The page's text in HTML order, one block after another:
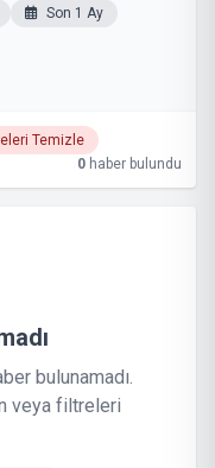
Son 1 Ay
Temizle
0 haber bulundu
bulunamadı.
veya filtreleri